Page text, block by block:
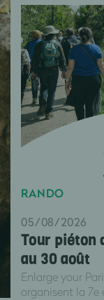
RANDO
05/08/2026
Tour piéton
au 30 août
Enlarge your
organisent la 7e